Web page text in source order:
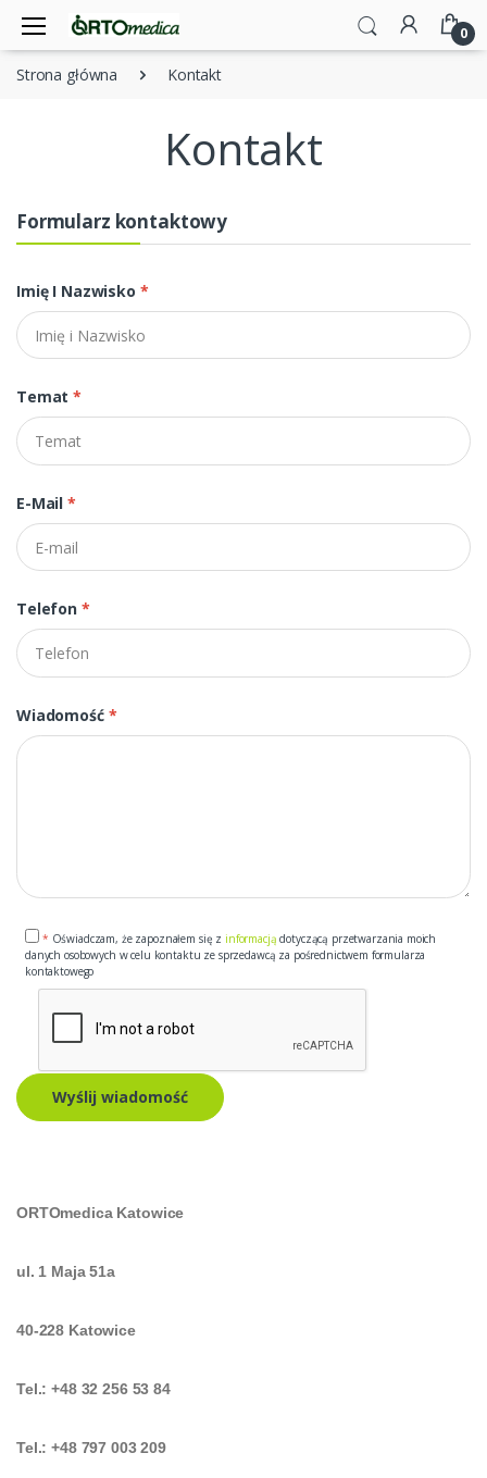
0
Strona główna Kontakt
Kontakt
Formularz kontaktowy
Imię I Nazwisko *
Temat*
E-Mail *
Telefon *
Wiadomość *
* Oświadczam, że zapoznałem się z informacją dotyczącą przetwarzania moich
danych osobowych w celu kontaktu ze sprzedawcą za pośrednictwem formularza
kontaktowego
Wyślij wiadomość
ORTOmedica Katowice
ul. 1 Maja 51a
40-228 Katowice
Tel.: +48 32 256 53 84
Tel.: +48 797 003 209